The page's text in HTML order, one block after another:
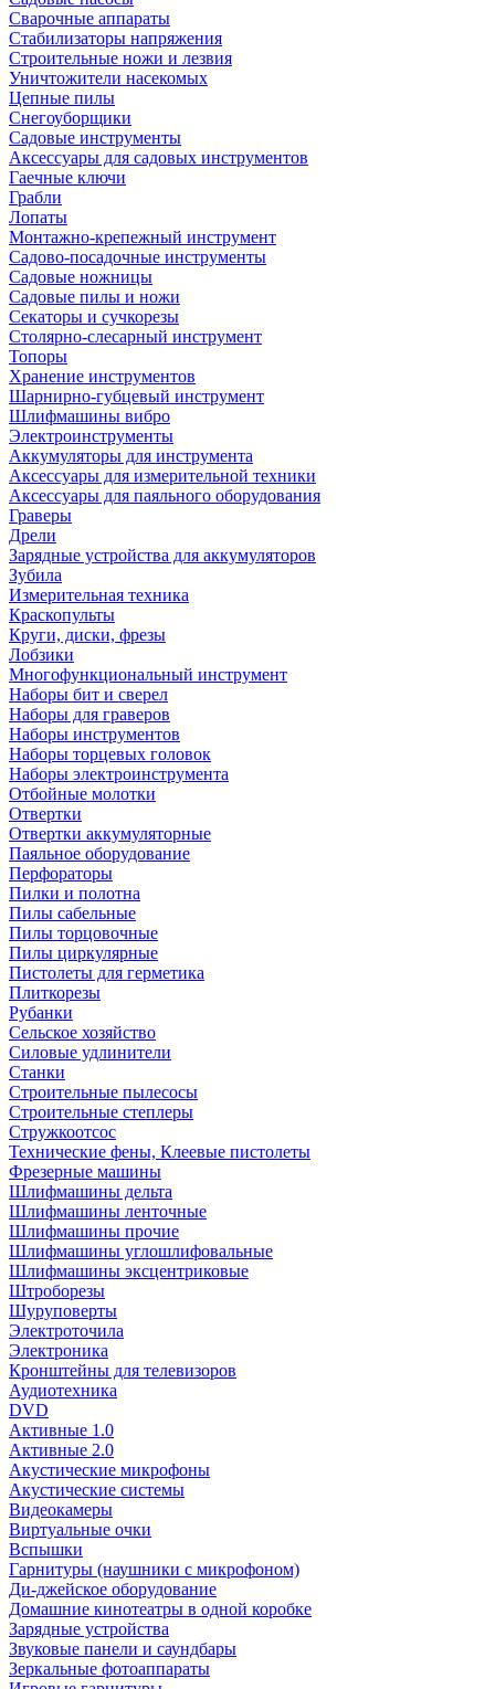
Сварочные аппараты
Стабилизаторы напряжения
Строительные ножи и лезвия
Уничтожители насекомых
Цепные пилы
Снегоуборщики
Садовые инструменты
Аксессуары для садовых инструментов
Гаечные ключи
Грабли
Лопаты
Монтажно-крепежный инструмент
Садово-посадочные инструменты
Садовые ножницы
Садовые пилы и ножи
Секаторы и сучкорезы
Столярно-слесарный инструмент
Топоры
Хранение инструментов
Шарнирно-губцевый инструмент
Шлифмашины вибро
Электроинструменты
Аккумуляторы для инструмента
Аксессуары для измерительной техники
Аксессуары для паяльного оборудования
Граверы
Дрели
Зарядные устройства для аккумуляторов
Зубила
Измерительная техника
Краскопульты
Круги, диски, фрезы
Лобзики
Многофункциональный инструмент
Наборы бит и сверел
Наборы для граверов
Наборы инструментов
Наборы торцевых головок
Наборы электроинструмента
Отбойные молотки
Отвертки
Отвертки аккумуляторные
Паяльное оборудование
Перфораторы
Пилки и полотна
Пилы сабельные
Пилы торцовочные
Пилы циркулярные
Пистолеты для герметика
Плиткорезы
Рубанки
Сельское хозяйство
Силовые удлинители
Станки
Строительные пылесосы
Строительные степлеры
Стружкоотсос
Технические фены, Клеевые пистолеты
Фрезерные машины
Шлифмашины дельта
Шлифмашины ленточные
Шлифмашины прочие
Шлифмашины углошлифовальные
Шлифмашины эксцентриковые
Штроборезы
Шуруповерты
Электроточила
Электроника
Кронштейны для телевизоров
Аудиотехника
DVD
Активные 1.0
Активные 2.0
Акустические микрофоны
Акустические системы
Видеокамеры
Виртуальные очки
Вспышки
Гарнитуры (наушники с микрофоном)
Ди-джейское оборудование
Домашние кинотеатры в одной коробке
Зарядные устройства
Звуковые панели и саундбары
Зеркальные фотоаппараты